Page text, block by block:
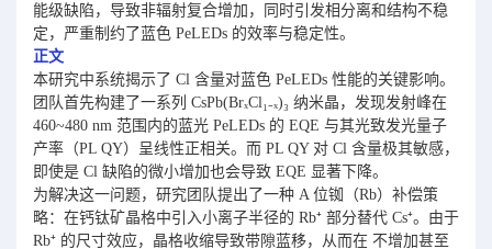
能级缺陷，导致非辐射复合增加，同时引发相分离和结构不稳
定，严重制约了蓝色 PeLEDs 的效率与稳定性。
正文
本研究中系统揭示了 Cl 含量对蓝色 PeLEDs 性能的关键影响。
团队首先构建了一系列 CsPb(BrₓCl₁₋ₓ)₃ 纳米晶，发现发射峰在
460~480 nm 范围内的蓝光 PeLEDs 的 EQE 与其光致发光量子
产率（PL QY）呈线性正相关。而 PL QY 对 Cl 含量极其敏感，
即使是 Cl 缺陷的微小增加也会导致 EQE 显著下降。
为解决这一问题，研究团队提出了一种 A 位铷（Rb）补偿策
略：在钙钛矿晶格中引入小离子半径的 Rb⁺ 部分替代 Cs⁺。由于
Rb⁺ 的尺寸效应，晶格收缩导致带隙蓝移，从而在 不增加甚至